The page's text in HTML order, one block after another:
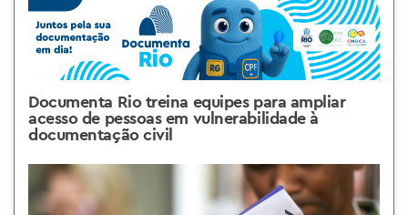
Documenta Rio treina equipes para ampliar
acesso de pessoas em vulnerabilidade à
documentação civil